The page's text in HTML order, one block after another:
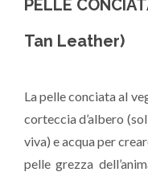
PELLE
Tan Leather)
La pelle conciata al
corteccia d’albero
viva) e acqua per
pelle grezza